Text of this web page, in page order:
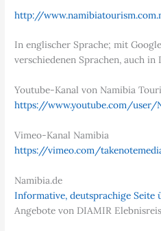
http://
In englischer Sprache; mit
verschiedenen Sprachen, auch in
Youtube-Kanal von Namibia
https://www.youtube.com/user/
Vimeo-Kanal Namibia
https://vimeo.com/
Namibia.de
Informative, deutsprachige Seite
Angebote von DIAMIR